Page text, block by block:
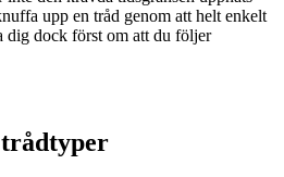
upp en tråd genom att helt enkelt
dig dock först om att du följer